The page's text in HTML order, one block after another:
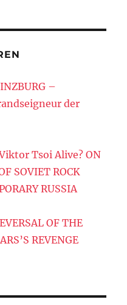
–
der
Tsoi Alive? ON
SOVIET ROCK
RUSSIA
OF THE
REVENGE